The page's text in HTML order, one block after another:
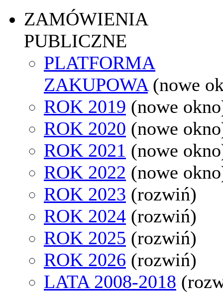
ZAMÓWIENIA
PUBLICZNE
PLATFORMA
ZAKUPOWA (nowe
ROK 2019 (nowe
ROK 2020 (nowe
ROK 2021 (nowe
ROK 2022 (nowe
ROK 2023 (rozwiń)
ROK 2024 (rozwiń)
ROK 2025 (rozwiń)
ROK 2026 (rozwiń)
LATA 2008-2018